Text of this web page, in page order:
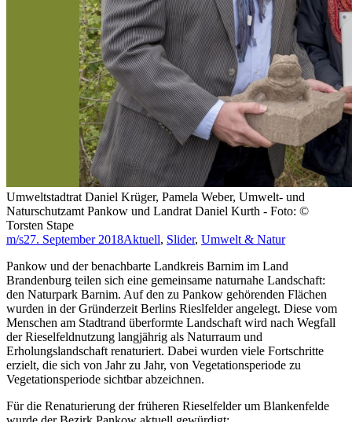
Umweltstadtrat Daniel Krüger, Pamela Weber, Umwelt- und
Naturschutzamt Pankow und Landrat Daniel Kurth - Foto: ©
Torsten Stape
m/s27. September 2018Aktuell, Slider, Umwelt & Natur
Pankow und der benachbarte Landkreis Barnim im Land
Brandenburg teilen sich eine gemeinsame naturnahe Landschaft:
den Naturpark Barnim. Auf den zu Pankow gehörenden Flächen
wurden in der Gründerzeit Berlins Rieslfelder angelegt. Diese vom
Menschen am Stadtrand überformte Landschaft wird nach Wegfall
der Rieselfeldnutzung langjährig als Naturraum und
Erholungslandschaft renaturiert. Dabei wurden viele Fortschritte
erzielt, die sich von Jahr zu Jahr, von Vegetationsperiode zu
Vegetationsperiode sichtbar abzeichnen.
Für die Renaturierung der früheren Rieselfelder um Blankenfelde